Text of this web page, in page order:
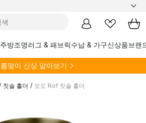
주방조명러그 & 패브릭수납 & 가구신상품브랜
맞이 신상 알아보기
칫솔 홀더 / 모도 Rof 칫솔 홀더